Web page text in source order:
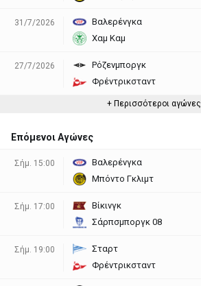
31/7/2026
Βαλερένγκα
Χαμ Καμ
27/7/2026
Ρόζενμποργκ
Φρέντρικσταντ
+ Περισσότεροι αγώνες
Επόμενοι Αγώνες
Σήμ. 15:00
Βαλερένγκα
Μπόντο Γκλιμτ
Σήμ. 17:00
Βίκινγκ
Σάρπσμποργκ 08
Σήμ. 19:00
Σταρτ
Φρέντρικσταντ